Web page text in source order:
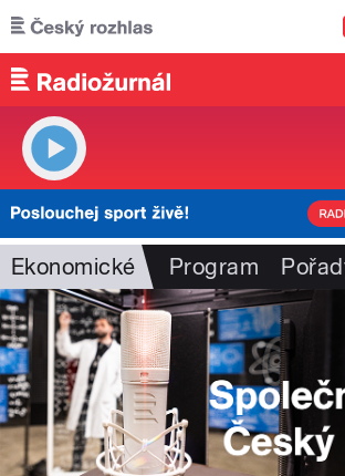
Přejít k hlavnímu obsahu
Ekonomické Program